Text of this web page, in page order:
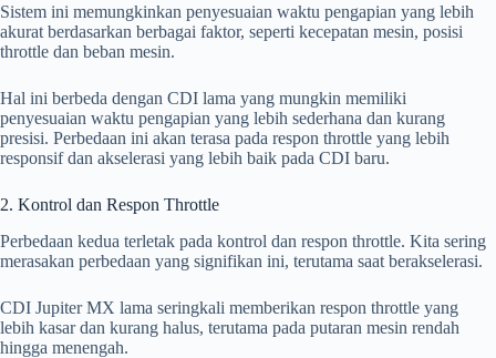
Sistem ini memungkinkan penyesuaian waktu pengapian yang lebih
akurat berdasarkan berbagai faktor, seperti kecepatan mesin, posisi
throttle dan beban mesin.
Hal ini berbeda dengan CDI lama yang mungkin memiliki
penyesuaian waktu pengapian yang lebih sederhana dan kurang
presisi. Perbedaan ini akan terasa pada respon throttle yang lebih
responsif dan akselerasi yang lebih baik pada CDI baru.
2. Kontrol dan Respon Throttle
Perbedaan kedua terletak pada kontrol dan respon throttle. Kita sering
merasakan perbedaan yang signifikan ini, terutama saat berakselerasi.
CDI Jupiter MX lama seringkali memberikan respon throttle yang
lebih kasar dan kurang halus, terutama pada putaran mesin rendah
hingga menengah.